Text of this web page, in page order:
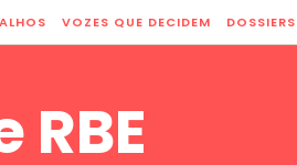
VOZES QUE DECIDEM DOSSIERS
RBE